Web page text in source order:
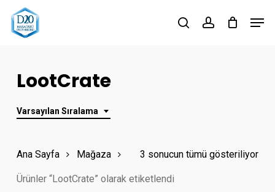
Skip
searchaccount
LootCrate
Varsayılan Sıralama
3 sonucun tümü gösteriliyor
Ana Sayfa Mağaza
Ürünler “LootCrate” olarak etiketlendi